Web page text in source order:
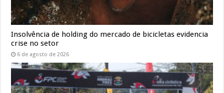
Insolvência de holding do mercado de bicicletas evidencia
crise no setor
6 de agosto de 2026